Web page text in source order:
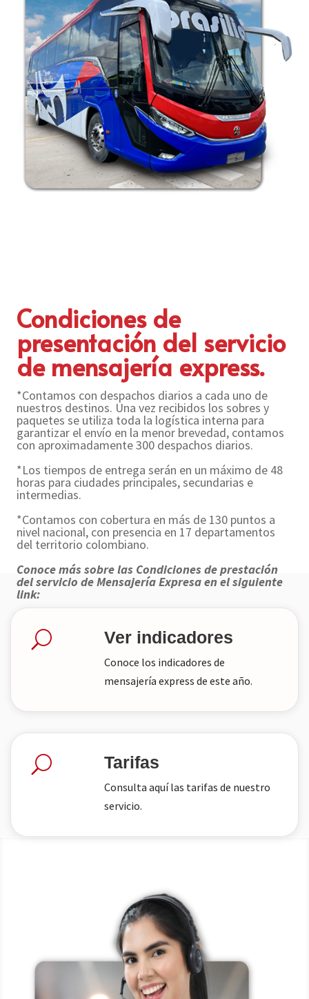
Condiciones de
presentación del servicio
de mensajería express.
*Contamos con despachos diarios a cada uno de
nuestros destinos. Una vez recibidos los sobres y
paquetes se utiliza toda la logística interna para
garantizar el envío en la menor brevedad, contamos
con aproximadamente 300 despachos diarios.
*Los tiempos de entrega serán en un máximo de 48
horas para ciudades principales, secundarias e
intermedias.
*Contamos con cobertura en más de 130 puntos a
nivel nacional, con presencia en 17 departamentos
del territorio colombiano.
Conoce más sobre las Condiciones de prestación
del servicio de Mensajería Expresa en el siguiente
link:
U Ver indicadores
Conoce los indicadores de
mensajería express de este año.
U Tarifas
Consulta aquí las tarifas de nuestro
servicio.